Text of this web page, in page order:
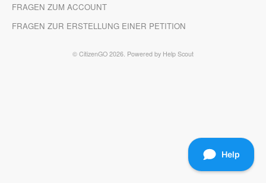
FRAGEN ZUM ACCOUNT
FRAGEN ZUR ERSTELLUNG EINER PETITION
© CitizenGO 2026. Powered by Help Scout